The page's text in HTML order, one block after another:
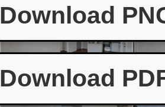
Download
Download